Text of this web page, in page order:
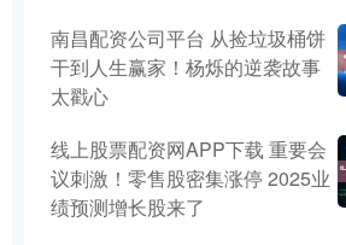
南昌配资公司平台 从捡垃圾桶饼
干到人生赢家！杨烁的逆袭故事
太戳心
线上股票配资网APP下载 重要会
议刺激！零售股密集涨停 2025业
绩预测增长股来了